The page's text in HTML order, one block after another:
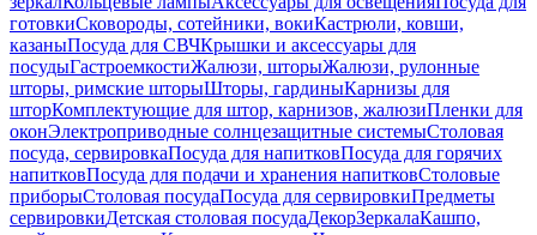
готовкиСковороды, сотейники, вокиКастрюли, ковши,
казаныПосуда для СВЧКрышки и аксессуары для
посудыГастроемкостиЖалюзи, шторыЖалюзи, рулонные
шторы, римские шторыШторы, гардиныКарнизы для
шторКомплектующие для штор, карнизов, жалюзиПленки для
оконЭлектроприводные солнцезащитные системыСтоловая
посуда, сервировкаПосуда для напитковПосуда для горячих
напитковПосуда для подачи и хранения напитковСтоловые
приборыСтоловая посудаПосуда для сервировкиПредметы
сервировкиДетская столовая посудаДекорЗеркалаКашпо,